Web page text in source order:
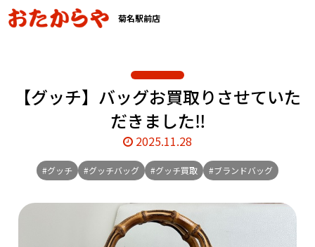
菊名駅前店
【グッチ】バッグお買取りさせていた
だきました‼️
2025.11.28
#グッチ #グッチバッグ #グッチ買取 #ブランドバッグ